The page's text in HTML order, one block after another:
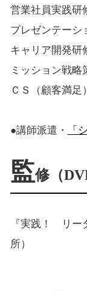
営業社員実践研
プレゼンテーシ
キャリア開発研
ミッション戦略
ＣＳ（顧客満足
●講師派遣・ 「
監修（
『実践！ リー
所）